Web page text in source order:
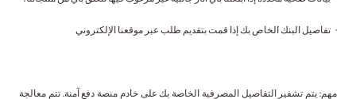
· تفاصيل البنك الخاص بك إذا قمت بتقديم طلب عبر موقعنا الإلكتروني
مهم: يتم تشفير التفاصيل المصرفية الخاصة بك على خادم منصة دفع آمنة. تتم معالجة